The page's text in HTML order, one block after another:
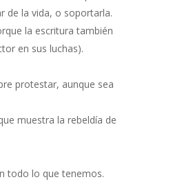
de la vida, o soportarla.
la escritura también
en sus luchas).
protestar, aunque sea
muestra la rebeldía de
todo lo que tenemos.